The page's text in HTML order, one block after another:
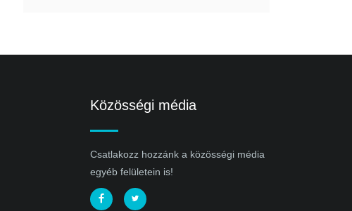
Közösségi média
Csatlakozz hozzánk a közösségi média
egyéb felületein is!